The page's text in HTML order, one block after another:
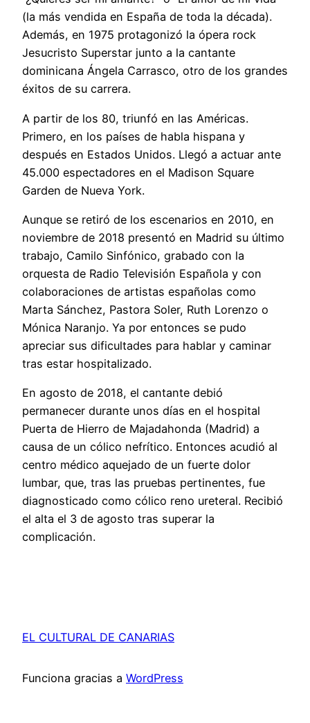
(la más vendida en España de toda la década).
Además, en 1975 protagonizó la ópera rock
Jesucristo Superstar junto a la cantante
dominicana Ángela Carrasco, otro de los grandes
éxitos de su carrera.
A partir de los 80, triunfó en las Américas.
Primero, en los países de habla hispana y
después en Estados Unidos. Llegó a actuar ante
45.000 espectadores en el Madison Square
Garden de Nueva York.
Aunque se retiró de los escenarios en 2010, en
noviembre de 2018 presentó en Madrid su último
trabajo, Camilo Sinfónico, grabado con la
orquesta de Radio Televisión Española y con
colaboraciones de artistas españolas como
Marta Sánchez, Pastora Soler, Ruth Lorenzo o
Mónica Naranjo. Ya por entonces se pudo
apreciar sus dificultades para hablar y caminar
tras estar hospitalizado.
En agosto de 2018, el cantante debió
permanecer durante unos días en el hospital
Puerta de Hierro de Majadahonda (Madrid) a
causa de un cólico nefrítico. Entonces acudió al
centro médico aquejado de un fuerte dolor
lumbar, que, tras las pruebas pertinentes, fue
diagnosticado como cólico reno ureteral. Recibió
el alta el 3 de agosto tras superar la
complicación.
EL CULTURAL DE CANARIAS
Funciona gracias a WordPress